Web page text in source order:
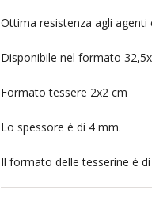
Ottima resistenza agli agenti
Disponibile nel formato
Formato tessere 2x2 cm
Lo spessore è di 4 mm.
Il formato delle tesserine è